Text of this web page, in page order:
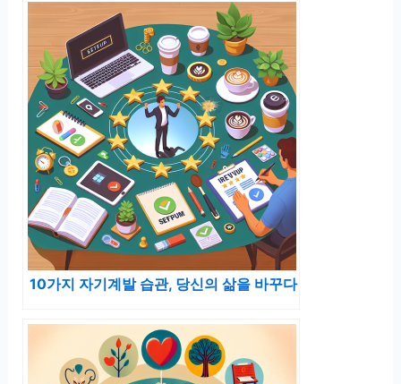
10가지 자기계발 습관, 당신의 삶을 바꾸다